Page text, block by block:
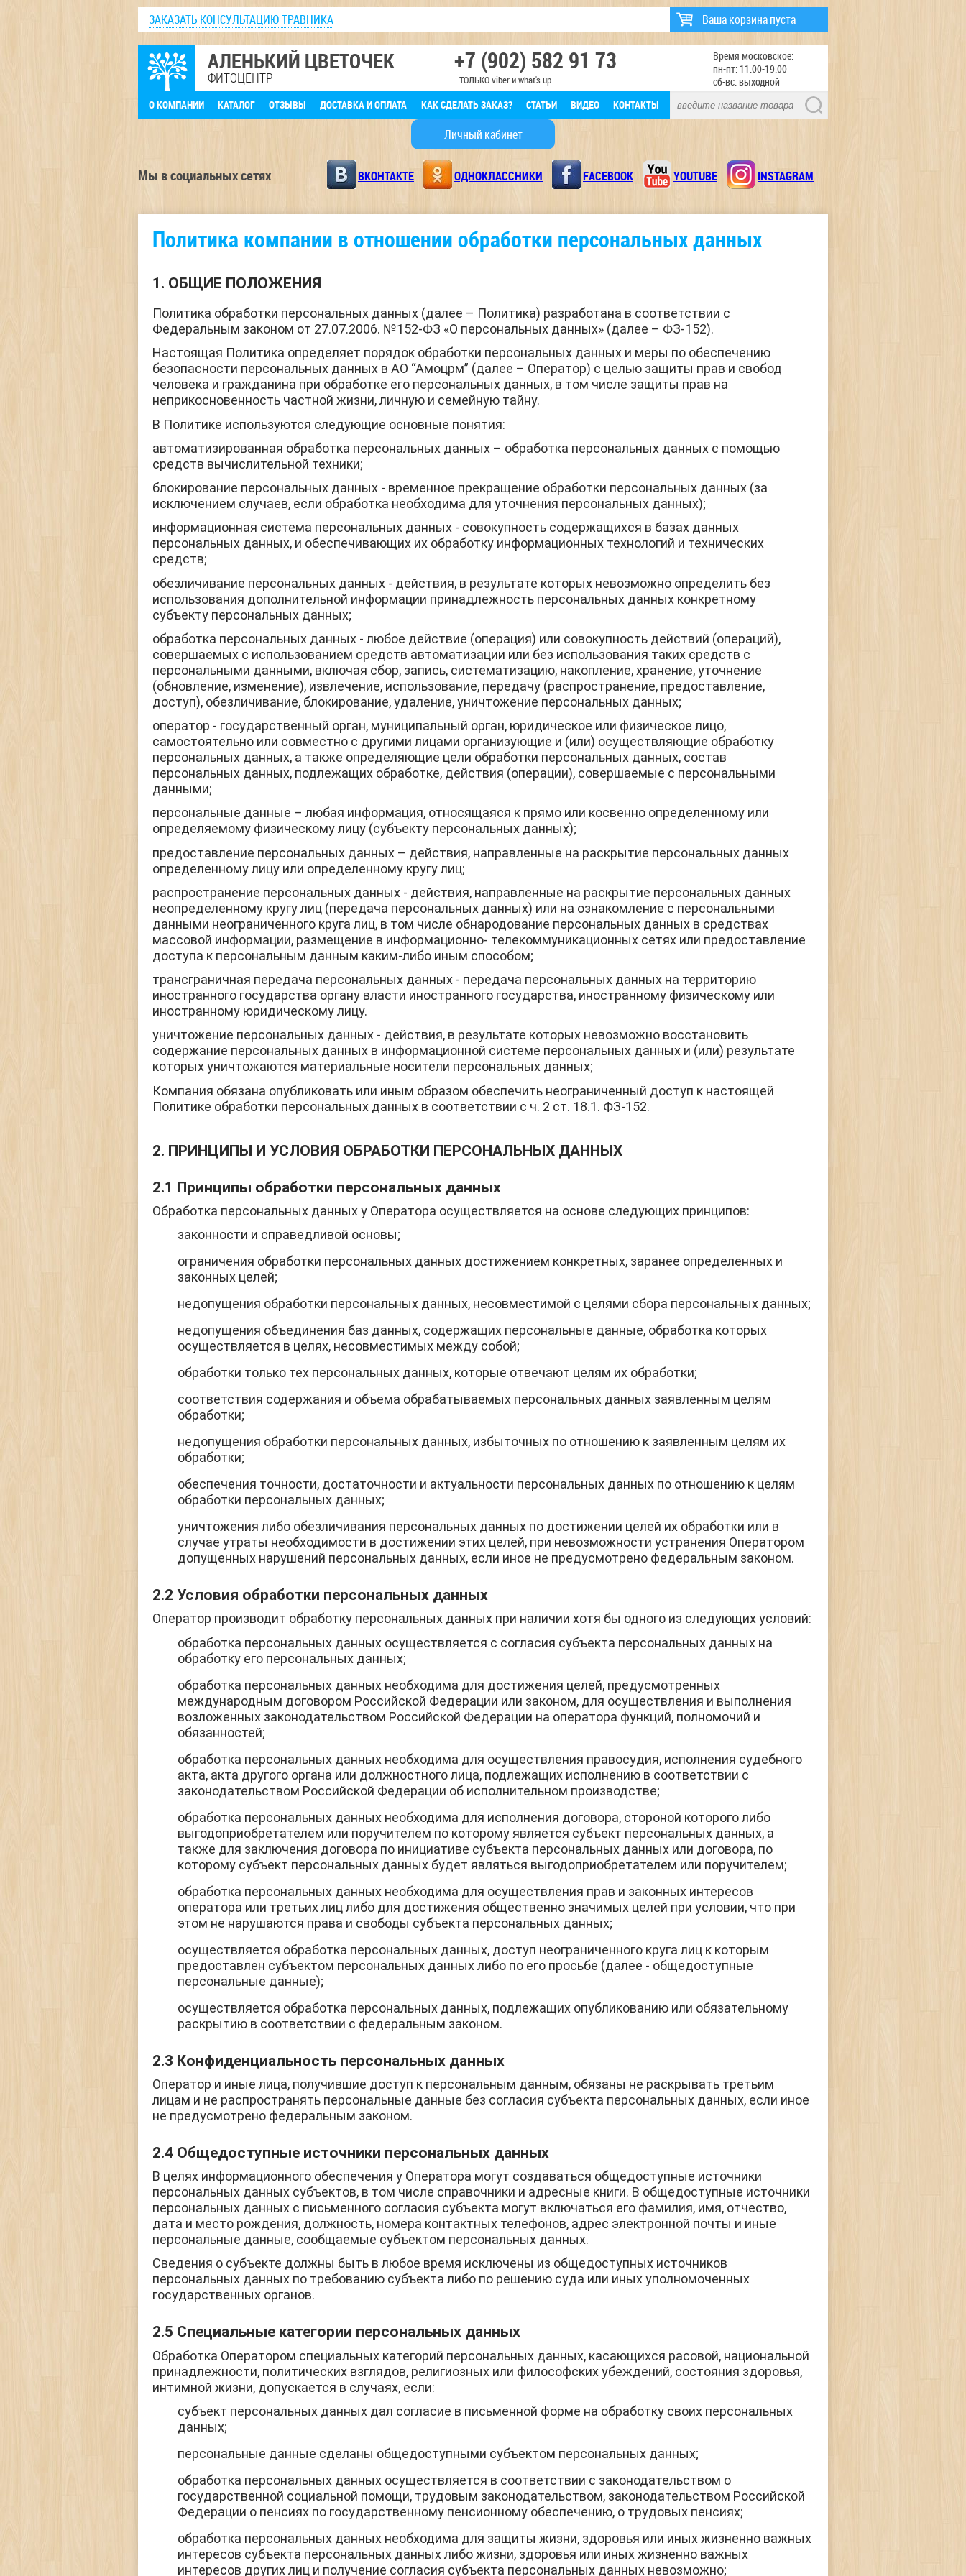
ЗАКАЗАТЬ КОНСУЛЬТАЦИЮ ТРАВНИКА Ваша корзина пуста
АЛЕНЬКИЙ ЦВЕТОЧЕК
ФИТОЦЕНТР
+7 (902) 582 91 73
ТОЛЬКО viber и what's up
Время московское:
пн-пт: 11.00-19.00
сб-вс: выходной
О КОМПАНИИ
КАТАЛОГ ОТЗЫВЫ ДОСТАВКА И ОПЛАТА КАК СДЕЛАТЬ ЗАКАЗ? СТАТЬИ ВИДЕО КОНТАКТЫ
Личный кабинет
Мы в социальных сетях ВКОНТАКТЕ ОДНОКЛАССНИКИ FACEBOOK YOUTUBE INSTAGRAM
Политика компании в отношении обработки персональных данных
1. ОБЩИЕ ПОЛОЖЕНИЯ
Политика обработки персональных данных (далее – Политика) разработана в соответствии с
Федеральным законом от 27.07.2006. №152-ФЗ «О персональных данных» (далее – ФЗ-152).
Настоящая Политика определяет порядок обработки персональных данных и меры по обеспечению
безопасности персональных данных в АО “Амоцрм” (далее – Оператор) с целью защиты прав и свобод
человека и гражданина при обработке его персональных данных, в том числе защиты прав на
неприкосновенность частной жизни, личную и семейную тайну.
В Политике используются следующие основные понятия:
автоматизированная обработка персональных данных – обработка персональных данных с помощью
средств вычислительной техники;
блокирование персональных данных - временное прекращение обработки персональных данных (за
исключением случаев, если обработка необходима для уточнения персональных данных);
информационная система персональных данных - совокупность содержащихся в базах данных
персональных данных, и обеспечивающих их обработку информационных технологий и технических
средств;
обезличивание персональных данных - действия, в результате которых невозможно определить без
использования дополнительной информации принадлежность персональных данных конкретному
субъекту персональных данных;
обработка персональных данных - любое действие (операция) или совокупность действий (операций),
совершаемых с использованием средств автоматизации или без использования таких средств с
персональными данными, включая сбор, запись, систематизацию, накопление, хранение, уточнение
(обновление, изменение), извлечение, использование, передачу (распространение, предоставление,
доступ), обезличивание, блокирование, удаление, уничтожение персональных данных;
оператор - государственный орган, муниципальный орган, юридическое или физическое лицо,
самостоятельно или совместно с другими лицами организующие и (или) осуществляющие обработку
персональных данных, а также определяющие цели обработки персональных данных, состав
персональных данных, подлежащих обработке, действия (операции), совершаемые с персональными
данными;
персональные данные – любая информация, относящаяся к прямо или косвенно определенному или
определяемому физическому лицу (субъекту персональных данных);
предоставление персональных данных – действия, направленные на раскрытие персональных данных
определенному лицу или определенному кругу лиц;
распространение персональных данных - действия, направленные на раскрытие персональных данных
неопределенному кругу лиц (передача персональных данных) или на ознакомление с персональными
данными неограниченного круга лиц, в том числе обнародование персональных данных в средствах
массовой информации, размещение в информационно- телекоммуникационных сетях или предоставление
доступа к персональным данным каким-либо иным способом;
трансграничная передача персональных данных - передача персональных данных на территорию
иностранного государства органу власти иностранного государства, иностранному физическому или
иностранному юридическому лицу.
уничтожение персональных данных - действия, в результате которых невозможно восстановить
содержание персональных данных в информационной системе персональных данных и (или) результате
которых уничтожаются материальные носители персональных данных;
Компания обязана опубликовать или иным образом обеспечить неограниченный доступ к настоящей
Политике обработки персональных данных в соответствии с ч. 2 ст. 18.1. ФЗ-152.
2. ПРИНЦИПЫ И УСЛОВИЯ ОБРАБОТКИ ПЕРСОНАЛЬНЫХ ДАННЫХ
2.1 Принципы обработки персональных данных
Обработка персональных данных у Оператора осуществляется на основе следующих принципов:
законности и справедливой основы;
ограничения обработки персональных данных достижением конкретных, заранее определенных и
законных целей;
недопущения обработки персональных данных, несовместимой с целями сбора персональных данных;
недопущения объединения баз данных, содержащих персональные данные, обработка которых
осуществляется в целях, несовместимых между собой;
обработки только тех персональных данных, которые отвечают целям их обработки;
соответствия содержания и объема обрабатываемых персональных данных заявленным целям
обработки;
недопущения обработки персональных данных, избыточных по отношению к заявленным целям их
обработки;
обеспечения точности, достаточности и актуальности персональных данных по отношению к целям
обработки персональных данных;
уничтожения либо обезличивания персональных данных по достижении целей их обработки или в
случае утраты необходимости в достижении этих целей, при невозможности устранения Оператором
допущенных нарушений персональных данных, если иное не предусмотрено федеральным законом.
2.2 Условия обработки персональных данных
Оператор производит обработку персональных данных при наличии хотя бы одного из следующих условий:
обработка персональных данных осуществляется с согласия субъекта персональных данных на
обработку его персональных данных;
обработка персональных данных необходима для достижения целей, предусмотренных
международным договором Российской Федерации или законом, для осуществления и выполнения
возложенных законодательством Российской Федерации на оператора функций, полномочий и
обязанностей;
обработка персональных данных необходима для осуществления правосудия, исполнения судебного
акта, акта другого органа или должностного лица, подлежащих исполнению в соответствии с
законодательством Российской Федерации об исполнительном производстве;
обработка персональных данных необходима для исполнения договора, стороной которого либо
выгодоприобретателем или поручителем по которому является субъект персональных данных, а
также для заключения договора по инициативе субъекта персональных данных или договора, по
которому субъект персональных данных будет являться выгодоприобретателем или поручителем;
обработка персональных данных необходима для осуществления прав и законных интересов
оператора или третьих лиц либо для достижения общественно значимых целей при условии, что при
этом не нарушаются права и свободы субъекта персональных данных;
осуществляется обработка персональных данных, доступ неограниченного круга лиц к которым
предоставлен субъектом персональных данных либо по его просьбе (далее - общедоступные
персональные данные);
осуществляется обработка персональных данных, подлежащих опубликованию или обязательному
раскрытию в соответствии с федеральным законом.
2.3 Конфиденциальность персональных данных
Оператор и иные лица, получившие доступ к персональным данным, обязаны не раскрывать третьим
лицам и не распространять персональные данные без согласия субъекта персональных данных, если иное
не предусмотрено федеральным законом.
2.4 Общедоступные источники персональных данных
В целях информационного обеспечения у Оператора могут создаваться общедоступные источники
персональных данных субъектов, в том числе справочники и адресные книги. В общедоступные источники
персональных данных с письменного согласия субъекта могут включаться его фамилия, имя, отчество,
дата и место рождения, должность, номера контактных телефонов, адрес электронной почты и иные
персональные данные, сообщаемые субъектом персональных данных.
Сведения о субъекте должны быть в любое время исключены из общедоступных источников
персональных данных по требованию субъекта либо по решению суда или иных уполномоченных
государственных органов.
2.5 Специальные категории персональных данных
Обработка Оператором специальных категорий персональных данных, касающихся расовой, национальной
принадлежности, политических взглядов, религиозных или философских убеждений, состояния здоровья,
интимной жизни, допускается в случаях, если:
субъект персональных данных дал согласие в письменной форме на обработку своих персональных
данных;
персональные данные сделаны общедоступными субъектом персональных данных;
обработка персональных данных осуществляется в соответствии с законодательством о
государственной социальной помощи, трудовым законодательством, законодательством Российской
Федерации о пенсиях по государственному пенсионному обеспечению, о трудовых пенсиях;
обработка персональных данных необходима для защиты жизни, здоровья или иных жизненно важных
интересов субъекта персональных данных либо жизни, здоровья или иных жизненно важных
интересов других лиц и получение согласия субъекта персональных данных невозможно;